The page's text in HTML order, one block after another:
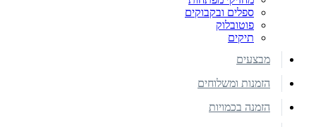
ספלים ובקבוקים
פוטובלוק
תיקים
מבצעים
הזמנות ומשלוחים
הזמנה בכמויות